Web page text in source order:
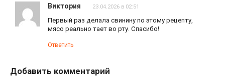
Виктория 23.04.2026 в 02:51
Первый раз делала свинину по этому рецепту,
мясо реально тает во рту. Спасибо!
Ответить
Добавить комментарий